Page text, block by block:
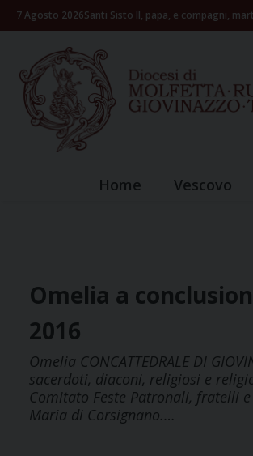
Skip7 Agosto 2026Santi Sisto II, papa, e compagni,
Home Vescovo
Omelia a
2016
Omelia CONCATTEDRALE DI
sacerdoti, diaconi, religiosi e
Comitato Feste Patronali, fratelli
Maria di Corsignano.…